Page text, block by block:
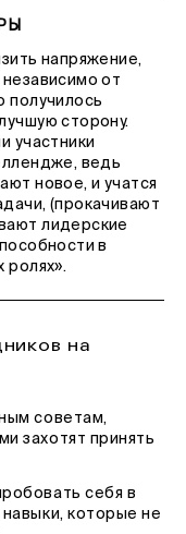
напряжение,
от
получилось
сторону.
участники
ведь
новое, и учатся
(прокачивают
лидерские
в
ролях».
на
советам,
захотят принять
себя в
которые не